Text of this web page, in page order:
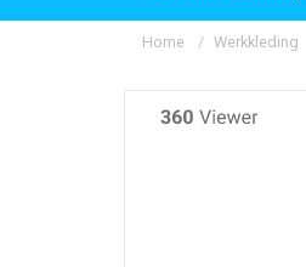
Home Werkkleding